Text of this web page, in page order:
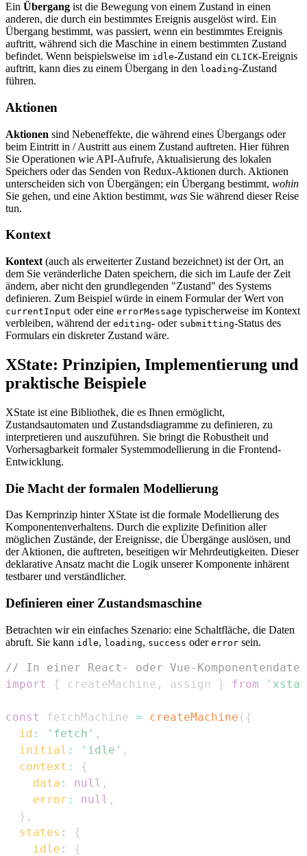
Ein Übergang ist die Bewegung von einem Zustand in einen
anderen, die durch ein bestimmtes Ereignis ausgelöst wird. Ein
Übergang bestimmt, was passiert, wenn ein bestimmtes Ereignis
auftritt, während sich die Maschine in einem bestimmten Zustand
befindet. Wenn beispielsweise im idle-Zustand ein CLICK-Ereignis
auftritt, kann dies zu einem Übergang in den loading-Zustand
führen.
Aktionen
Aktionen sind Nebeneffekte, die während eines Übergangs oder
beim Eintritt in / Austritt aus einem Zustand auftreten. Hier führen
Sie Operationen wie API-Aufrufe, Aktualisierung des lokalen
Speichers oder das Senden von Redux-Aktionen durch. Aktionen
unterscheiden sich von Übergängen; ein Übergang bestimmt, wohin
Sie gehen, und eine Aktion bestimmt, was Sie während dieser Reise
tun.
Kontext
Kontext (auch als erweiterter Zustand bezeichnet) ist der Ort, an
dem Sie veränderliche Daten speichern, die sich im Laufe der Zeit
ändern, aber nicht den grundlegenden "Zustand" des Systems
definieren. Zum Beispiel würde in einem Formular der Wert von
currentInput oder eine errorMessage typischerweise im Kontext
verbleiben, während der editing- oder submitting-Status des
Formulars ein diskreter Zustand wäre.
XState: Prinzipien, Implementierung und
praktische Beispiele
XState ist eine Bibliothek, die es Ihnen ermöglicht,
Zustandsautomaten und Zustandsdiagramme zu definieren, zu
interpretieren und auszuführen. Sie bringt die Robustheit und
Vorhersagbarkeit formaler Systemmodellierung in die Frontend-
Entwicklung.
Die Macht der formalen Modellierung
Das Kernprinzip hinter XState ist die formale Modellierung des
Komponentenverhaltens. Durch die explizite Definition aller
möglichen Zustände, der Ereignisse, die Übergänge auslösen, und
der Aktionen, die auftreten, beseitigen wir Mehrdeutigkeiten. Dieser
deklarative Ansatz macht die Logik unserer Komponente inhärent
testbarer und verständlicher.
Definieren einer Zustandsmaschine
Betrachten wir ein einfaches Szenario: eine Schaltfläche, die Daten
abruft. Sie kann idle, loading, success oder error sein.
// In einer React- oder Vue-Komponentendatei
import
{ createMachine , assign } from
const fetchMachine = createMachine ( {
id : 'fetch' ,
initial : 'idle' ,
context :
{
data : null ,
error : null ,
} ,
states :
{
idle : {